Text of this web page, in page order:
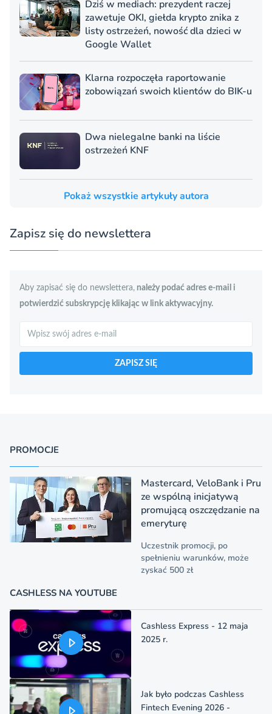
Dziś w mediach: prezydent raczej
zawetuje OKI, giełda krypto znika z
listy ostrzeżeń, nowość dla dzieci w
Google Wallet
Klarna rozpoczęła raportowanie
zobowiązań swoich klientów do BIK-u
Dwa nielegalne banki na liście
ostrzeżeń KNF
Pokaż wszystkie artykuły autora
Zapisz się do newslettera
Aby zapisać się do newslettera, należy podać adres e-mail i
potwierdzić subskrypcję klikając w link aktywacyjny.
ZAPISZ SIĘ
PROMOCJE
Mastercard, VeloBank i Pru
ze wspólną inicjatywą
promującą oszczędzanie na
emeryturę
Uczestnik promocji, po
spełnieniu warunków, może
zyskać 500 zł
CASHLESS NA YOUTUBE
Cashless Express - 12 maja
2025 r.
Jak było podczas Cashless
Fintech Evening 2026 -